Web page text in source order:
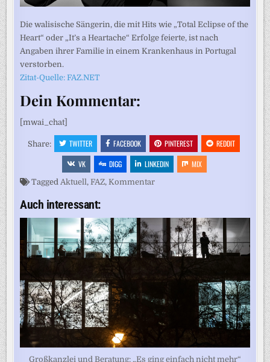
Die walisische Sängerin, die mit Hits wie „Total Eclipse of the
Heart“ oder „It’s a Heartache“ Erfolge feierte, ist nach
Angaben ihrer Familie in einem Krankenhaus in Portugal
verstorben.
Zitat-Quelle: FAZ.NET
Dein Kommentar:
[mwai_chat]
Share: TWITTER FACEBOOK PINTEREST
REDDIT
VK
DIGG LINKEDIN MIX
TaggedAktuell,FAZ,Kommentar
Auch interessant:
Großkanzlei und Beratung: „Es ging einfach nicht mehr“